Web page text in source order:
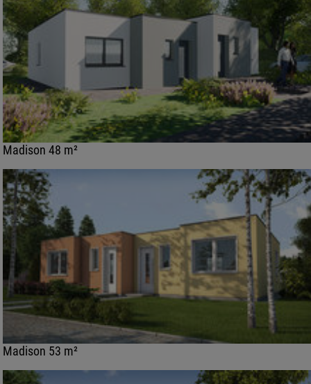
Madison 48 m²
Madison 53 m²